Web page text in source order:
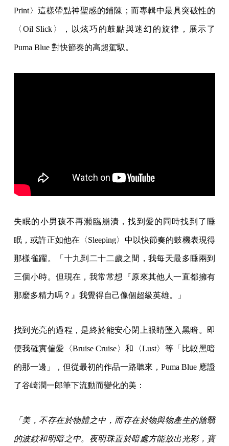
Print〉這樣帶點神聖感的鋪陳；而專輯中最具突破性的
〈Oil Slick〉，以炫巧的鼓點與迷幻的旋律，展示了
Puma Blue 對快節奏的高超駕馭。
失眠的小男孩不再瀕臨崩潰，找到愛的同時找到了睡
眠，或許正如他在〈Sleeping〉中以快節奏的鼓機表現得
那樣雀躍。「十九到二十二歲之間，我每天最多睡兩到
三個小時。但現在，我常常想『原來其他人一直都擁有
那麼多精力嗎？』我覺得自己像個超級英雄。」
找到光亮的過程，是終於能安心閉上眼睛墜入黑暗。即
便我確實偏愛〈Bruise Cruise〉和〈Lust〉等「比較黑暗
的那一邊」，但從最初的作品一路聽來，Puma Blue 應證
了谷崎潤一郎筆下流動而變化的美：
「美，不存在於物體之中，而存在於物與物產生的陰翳
的波紋和明暗之中。夜明珠置於暗處方能放出光彩，寶